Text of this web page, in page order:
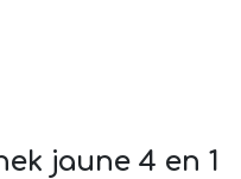
jaune 4 en 1